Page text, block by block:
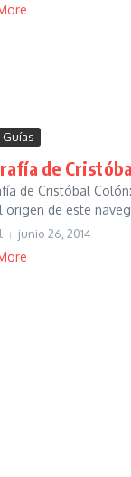
de
de Cristóbal
origen de este
junio 26, 2014